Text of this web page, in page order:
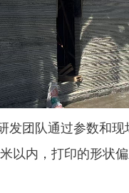
发团队通过参数和
以内，打印的形状